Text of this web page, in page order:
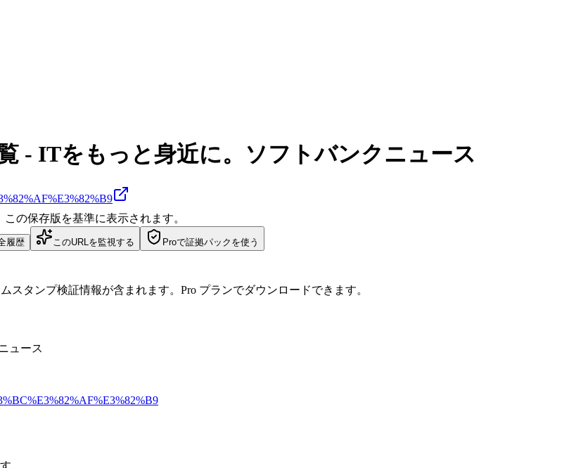
- ITをもっと身近に。ソフトバンクニュース
の保存版を基準に表示されます。
履歴 このURLを監視する Proで証拠パックを使う
タンプ検証情報が含まれます。Pro プランでダウンロードできます。
ュース
。